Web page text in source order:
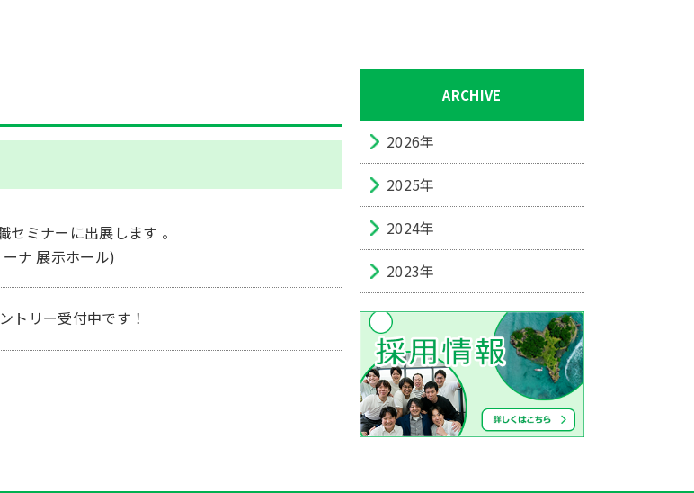
ミナーに出展します 。
ナ 展示ホール)
トリー受付中です！
ARCHIVE
2026年
2025年
2024年
2023年